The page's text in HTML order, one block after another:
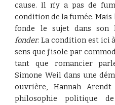
cause. Il n’y a pas de
condition de la fumée.
fonde le sujet dans son
fonder. La condition est ici
sens que j’isole par
tant que romancier
Simone Weil dans une
ouvrière, Hannah
philosophie politique